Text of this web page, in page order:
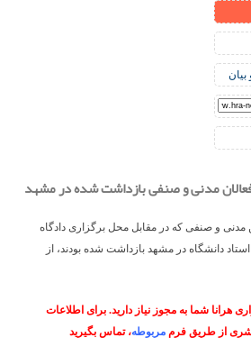
بیان
مدنی و صنفی بازداشت شده در مشهد
مدنی و صنفی که در مقابل محل برگزاری دادگاه
دانشگاه در مشهد بازداشت شده بودند، از
هرانا شما به مجوز نیاز دارید. برای اطلاعات
از طریق فرم مربوطه، تماس بگیرید